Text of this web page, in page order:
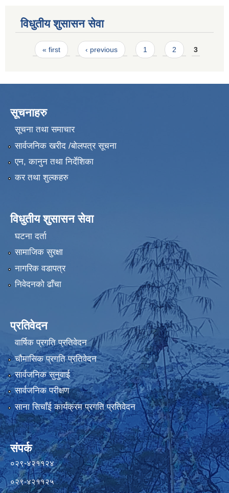
विधुतीय शुसासन सेवा
Pages
« first ‹ previous 1 2 3
सूचनाहरु
सूचना तथा समाचार
सार्वजनिक खरीद /बोलपत्र सूचना
एन, कानुन तथा निर्देशिका
कर तथा शुल्कहरु
विधुतीय शुसासन सेवा
घटना दर्ता
सामाजिक सुरक्षा
नागरिक वडापत्र
निवेदनको ढाँचा
प्रतिवेदन
वार्षिक प्रगति प्रतिवेदन
चौमासिक प्रगति प्रतिवेदन
सार्वजनिक सुनुवाई
सार्वजनिक परीक्षण
साना सिचाँई कार्यक्रम प्रगति प्रतिवेदन
संपर्क
०२९-४२११२४
०२९-४२११२५